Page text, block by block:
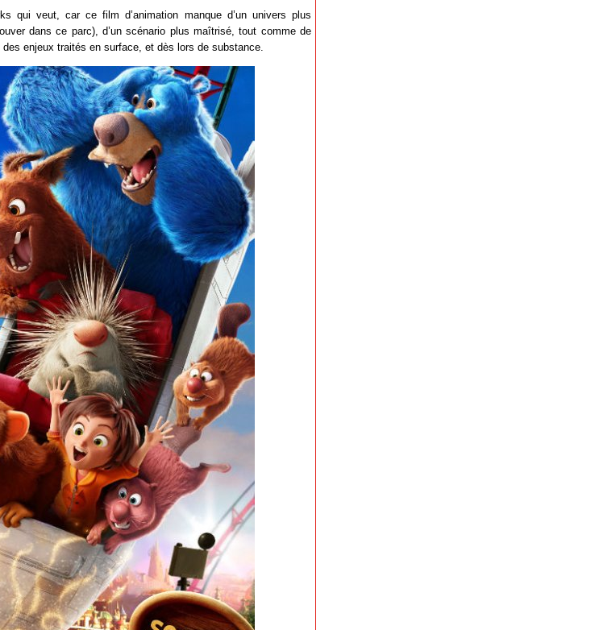
qui veut, car ce film d’animation manque d’un univers plus
dans ce parc), d’un scénario plus maîtrisé, tout comme de
enjeux traités en surface, et dès lors de substance.